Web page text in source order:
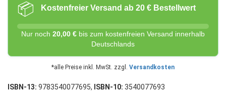
📦 Kostenfreier Versand ab 20 € Bestellwert
Nur noch 20,00 € bis zum kostenfreien Versand innerhalb
Deutschlands
*alle Preise inkl. MwSt. zzgl. Versandkosten
ISBN-13: 9783540077695, ISBN-10: 3540077693